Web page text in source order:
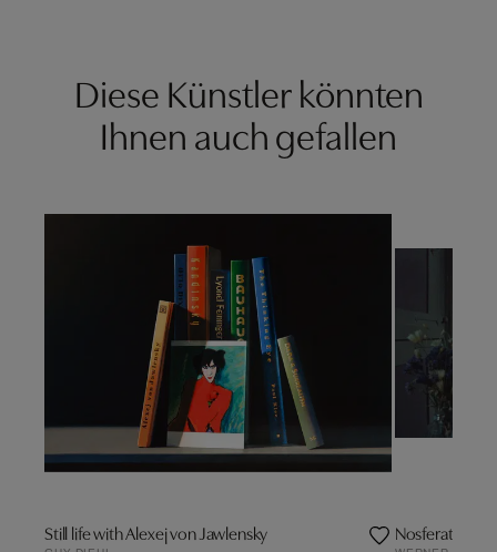
Diese Künstler könnten
Ihnen auch gefallen
Still life with Alexej von Jawlensky Nosferatu 1